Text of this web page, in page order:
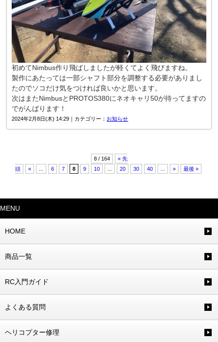
初めてNimbus作り飛ばしましたが軽くてよく飛びますね。
製作にあたっては一部シャフト部分を調整する必要がありまし
たのでソコだけ気をつければ良いかと思います。
次はまたNimbusとPROTOS380にネオキャリ50が待ってますの
でがんばります！
2024年2月8日(木) 14:29｜カテゴリー： お知らせ
8 / 164
« 先
頭
« 6 7 8 9 10 20 30 40 » 最後 »
MENU
HOME
商品一覧
RC入門ガイド
よくある質問
ヘリコプター修理